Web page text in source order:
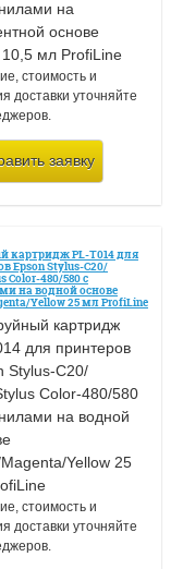
стоимость и
доставки уточняйте
заявку
картридж PL-T014 для
Epson Stylus-C20/
Color-480/580 с
на водной основе
Yellow 25 мл ProfiLine
стоимость и
доставки уточняйте